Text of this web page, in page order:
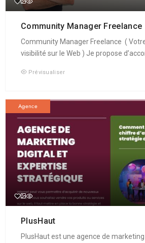
Community Manager Freelance
Community Manager Freelance (
visibilité sur le Web ) Je propose
Prévisualiser
Agence
PlusHaut
PlusHaut est une agence de